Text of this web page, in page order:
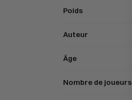
Poids
Auteur
Âge
Nombre de joueurs